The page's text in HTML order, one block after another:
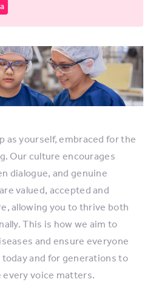
as yourself, embraced for the
Our culture encourages
dialogue, and genuine
valued, accepted and
allowing you to thrive both
This is how we aim to
and ensure everyone
and for generations to
every voice matters.